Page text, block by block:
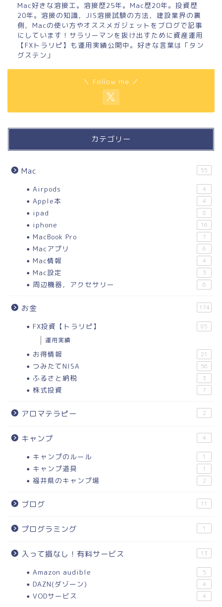
Mac好きな溶接工。溶接歴25年。Mac歴20年。投資歴
20年。溶接の知識，JIS溶接試験の方法，建設業界の裏
側，Macの使い方やオススメガジェットをブログで記事
にしています！サラリーマンを抜け出すために資産運用
【FXトラリピ】も運用実績公開中。好きな言葉は「タン
グステン」
＼ Follow me ／
カテゴリー
Mac 55
Airpods 4
Apple本 4
ipad 8
iphone 16
MacBook Pro 7
Macアプリ 6
Mac情報 4
Mac設定 3
周辺機器，アクセサリー 6
お金 174
FX投資【トラリピ】 85
運用実績
お得情報 21
つみたてNISA 56
ふるさと納税 3
株式投資 7
アロマテラピー 2
キャンプ 4
キャンプのルール 1
キャンプ道具 1
福井県のキャンプ場 2
ブログ 11
プログラミング 1
入って損なし！有料サービス 13
Amazon audible 5
DAZN(ダゾーン) 4
VODサービス 4